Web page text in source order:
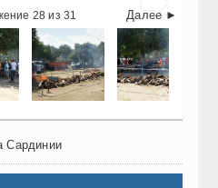
Далее ►
28 из 31
Сардинии